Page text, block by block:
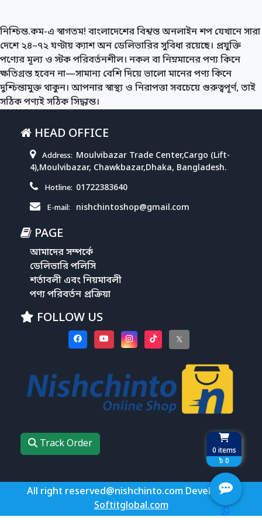
0 items
৳ 0
নিশ্চিন্ত.কম-এ স্বাগতম! বাংলাদেশের বিশ্বস্ত অনলাইন শপ যেখানে সারা
দেশে ২৪–৭২ ঘণ্টায় ক্যাশ অন ডেলিভারির সুবিধা রয়েছে। প্রযুক্তি
পণ্যের মূল্য ও স্টক পরিবর্তনশীল। নকল বা নিম্নমানের পণ্য কিনে
ক্ষতিগ্রস্ত হবেন না—সামান্য বেশি দিয়ে ভালো মানের পণ্য কিনে
দুশ্চিন্তামুক্ত থাকুন। আপনার স্বাস্থ্য ও নিরাপত্তা সবচেয়ে গুরুত্বপূর্ণ, তাই
সঠিক পণ্যই সঠিক সিদ্ধান্ত।
HEAD OFFICE
Address: Moulvibazar Trade Center,Cargo (Lift-
4),Moulvibazar, Chawkbazar,Dhaka, Bangladesh.
Hotline: 01722383640
E-mail: nishchintoshop@gmail.com
PAGE
আমাদের সম্পর্কে
ডেলিভারি পলিসি
শর্তাবলী এবং নিয়মাবলী
পণ্য পরিবর্তন প্রক্রিয়া
FOLLOW US
𝕏
Track Order
All right reserved@nishchinto.com Develop by
Softitglobal.com